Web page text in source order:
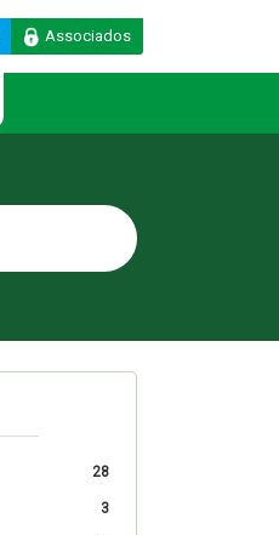
Associados
28
3